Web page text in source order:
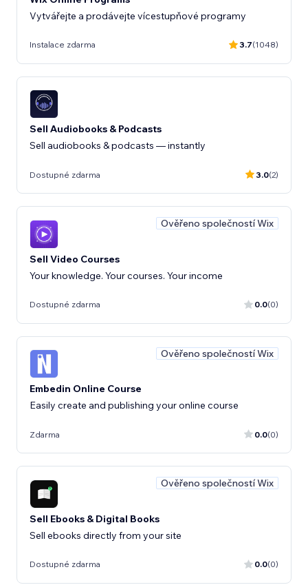
Vytvářejte a prodávejte vícestupňové programy
Instalace zdarma 3.7(1048)
Sell Audiobooks & Podcasts
Sell audiobooks & podcasts — instantly
Dostupné zdarma 3.0(2)
Ověřeno společností Wix
Sell Video Courses
Your knowledge. Your courses. Your income
Dostupné zdarma 0.0(0)
Ověřeno společností Wix
Embedin Online Course
Easily create and publishing your online course
Zdarma 0.0(0)
Ověřeno společností Wix
Sell Ebooks & Digital Books
Sell ebooks directly from your site
Dostupné zdarma 0.0(0)